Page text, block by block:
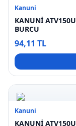
Kanuni
KANUNİ
BURCU
94,11 TL
Kanuni
KANUNİ